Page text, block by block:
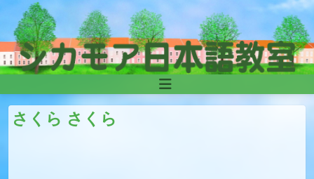
Skip to content
Main
Navigation
さくら さくら